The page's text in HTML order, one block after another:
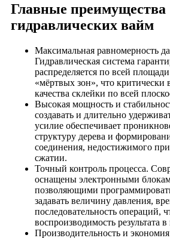
Главные преимущества
гидравлических вайм
Максимальная равномерность
Гидравлическая система
распределяется по всей
«мёртвых зон», что критически
качества склейки по всей
Высокая мощность и
создавать и длительно
усилие обеспечивает
структуру дерева и
соединения, недостижимого
сжатии.
Точный контроль процесса.
оснащены электронными
позволяющими
задавать величину давления,
последовательность операций,
воспроизводимость результата
Производительность и экономия